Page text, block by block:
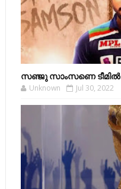
സഞ്ജു സാംസണെ ടീമില്‍
Unknown Jul 30, 2022